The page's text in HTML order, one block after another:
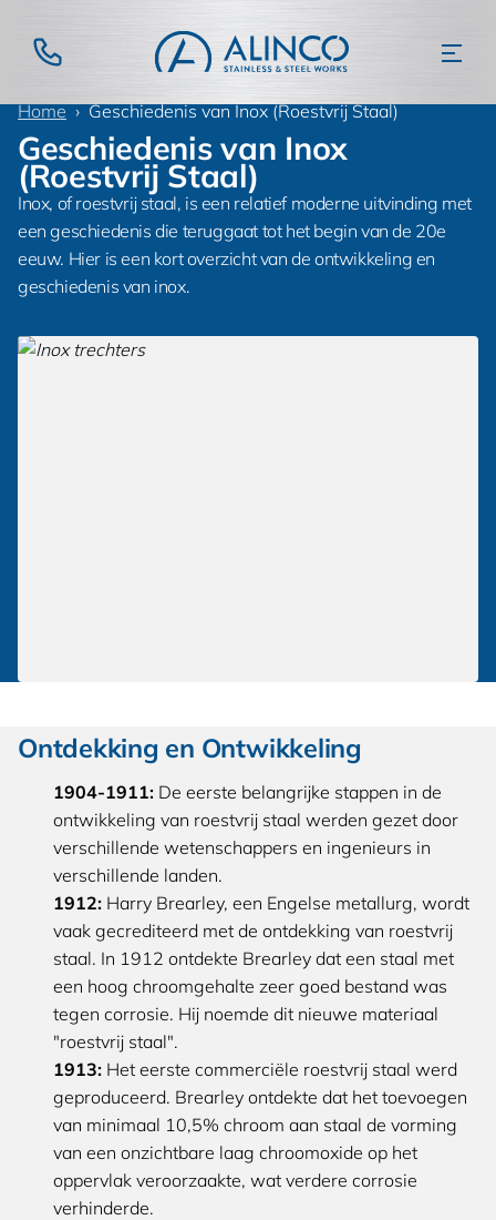
Home Geschiedenis van Inox (Roestvrij Staal)
Geschiedenis van Inox
(Roestvrij Staal)
Inox, of roestvrij staal, is een relatief moderne uitvinding met
een geschiedenis die teruggaat tot het begin van de 20e
eeuw. Hier is een kort overzicht van de ontwikkeling en
geschiedenis van inox.
Ontdekking en Ontwikkeling
1904-1911: De eerste belangrijke stappen in de
ontwikkeling van roestvrij staal werden gezet door
verschillende wetenschappers en ingenieurs in
verschillende landen.
1912: Harry Brearley, een Engelse metallurg, wordt
vaak gecrediteerd met de ontdekking van roestvrij
staal. In 1912 ontdekte Brearley dat een staal met
een hoog chroomgehalte zeer goed bestand was
tegen corrosie. Hij noemde dit nieuwe materiaal
"roestvrij staal".
1913: Het eerste commerciële roestvrij staal werd
geproduceerd. Brearley ontdekte dat het toevoegen
van minimaal 10,5% chroom aan staal de vorming
van een onzichtbare laag chroomoxide op het
oppervlak veroorzaakte, wat verdere corrosie
verhinderde.